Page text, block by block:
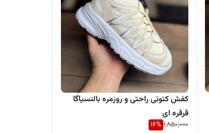
کفش کتونی راحتی و روزمره بالنسیاگا
قرقره ای
1,850,000
16%